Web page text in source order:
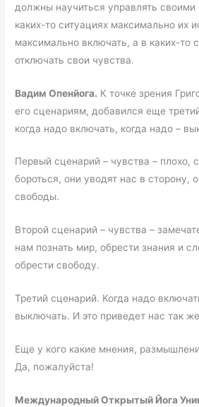
должны научиться управлять своими
каких-то ситуациях максимально их
максимально включать, а в каких-то
отключать свои чувства.
Вадим Опенйога. К точке зрения
его сценариям, добавился еще
когда надо включать, когда надо –
Первый сценарий – чувства – плохо,
бороться, они уводят нас в сторону,
свободы.
Второй сценарий – чувства –
нам познать мир, обрести знания и
обрести свободу.
Третий сценарий. Когда надо
выключать. И это приведет нас так
Еще у кого какие мнения,
Да, пожалуйста!
Международный Открытый Йога